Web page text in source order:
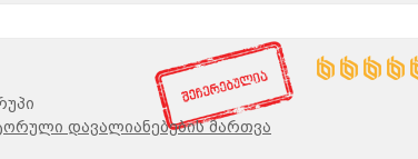
დავალიანებების მართვა